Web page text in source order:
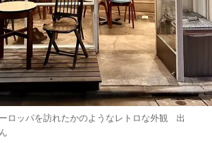
ロッパを訪れたかのようなレトロな外観 出